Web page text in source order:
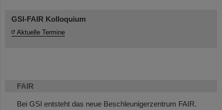
FAIR
Bei GSI entsteht das neue Beschleunigerzentrum FAIR.
GSI-FAIR Kolloquium
Aktuelle Termine